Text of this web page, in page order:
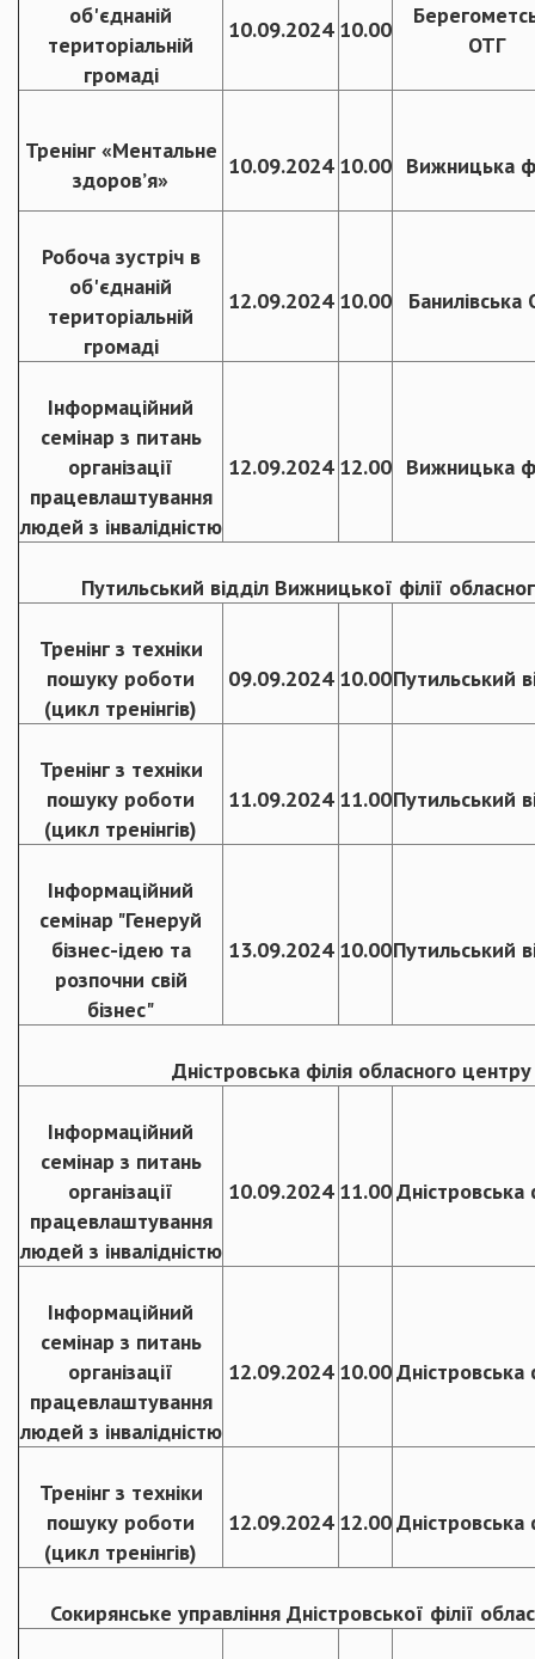
об'єднаній
територіальній
громаді
10.09.2024 10.00
ОТГ
Тренінг «Ментальне
здоров’я»
10.09.2024 10.00 Вижницька
Робоча зустріч в
об'єднаній
територіальній
громаді
12.09.2024 10.00 Банилівська
Інформаційний
семінар з питань
організації
працевлаштування
людей з інвалідністю
12.09.2024 12.00 Вижницька
Путильський відділ Вижницької філії
Тренінг з техніки
пошуку роботи
(цикл тренінгів)
09.09.2024 10.00Путильський
Тренінг з техніки
пошуку роботи
(цикл тренінгів)
11.09.2024 11.00Путильський
Інформаційний
семінар "Генеруй
бізнес-ідею та
розпочни свій
бізнес"
13.09.2024 10.00Путильський
Дністровська філія обласного центру
Інформаційний
семінар з питань
організації
працевлаштування
людей з інвалідністю
10.09.2024 11.00Дністровська
Інформаційний
семінар з питань
організації
працевлаштування
людей з інвалідністю
12.09.2024 10.00Дністровська
Тренінг з техніки
пошуку роботи
(цикл тренінгів)
12.09.2024 12.00Дністровська
Сокирянське управління Дністровської філії